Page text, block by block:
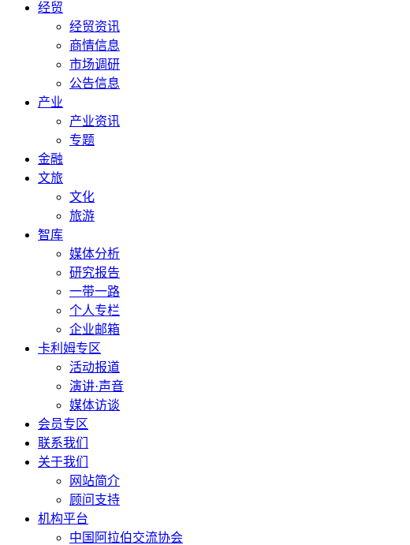
经贸
经贸资讯
商情信息
市场调研
公告信息
产业
产业资讯
专题
金融
文旅
文化
旅游
智库
媒体分析
研究报告
一带一路
个人专栏
企业邮箱
卡利姆专区
活动报道
演讲·声音
媒体访谈
会员专区
联系我们
关于我们
网站简介
顾问支持
机构平台
中国阿拉伯交流协会